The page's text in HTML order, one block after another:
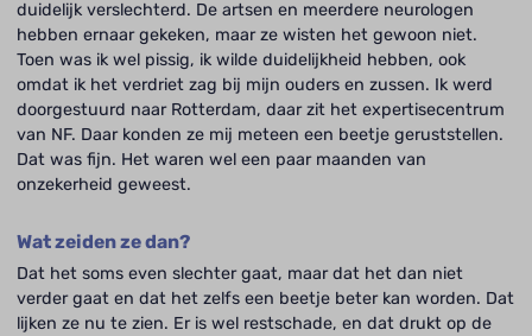
duidelijk verslechterd. De artsen en meerdere neurologen
hebben ernaar gekeken, maar ze wisten het gewoon niet.
Toen was ik wel pissig, ik wilde duidelijkheid hebben, ook
omdat ik het verdriet zag bij mijn ouders en zussen. Ik werd
doorgestuurd naar Rotterdam, daar zit het expertisecentrum
van NF. Daar konden ze mij meteen een beetje geruststellen.
Dat was fijn. Het waren wel een paar maanden van
onzekerheid geweest.
Wat zeiden ze dan?
Dat het soms even slechter gaat, maar dat het dan niet
verder gaat en dat het zelfs een beetje beter kan worden. Dat
lijken ze nu te zien. Er is wel restschade, en dat drukt op de